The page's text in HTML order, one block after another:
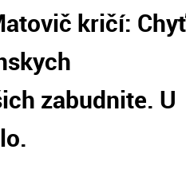
kričí:
zabudnite. U